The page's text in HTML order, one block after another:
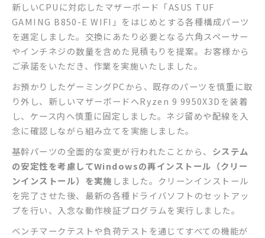
新しいCPUに対応したマザーボード「ASUS TUF
GAMING B850-E WIFI」をはじめとする各種構成パーツ
を選定しました。交換にあたり必要となる六角スペーサー
やインチネジの数量を含めた見積もりを提案。お客様から
ご承諾をいただき、作業を実施いたしました。
お預かりしたゲーミングPCから、既存のパーツを慎重に取
り外し、新しいマザーボードへRyzen 9 9950X3Dを装着
し、ケース内へ慎重に固定しました。ネジ留めや配線を入
念に確認しながら組み立てを実施しました。
基幹パーツの全面的な変更が行われたことから、 システム
の安定性を考慮してWindowsの再インストール（クリー
ンインストール）を実施 しました。クリーンインストール
を完了させた後、最新の各種ドライバソフトのセットアッ
プを行い、入念な動作検証プログラムを実行しました。
ベンチマークテストや負荷テストを通じてすべての機能が